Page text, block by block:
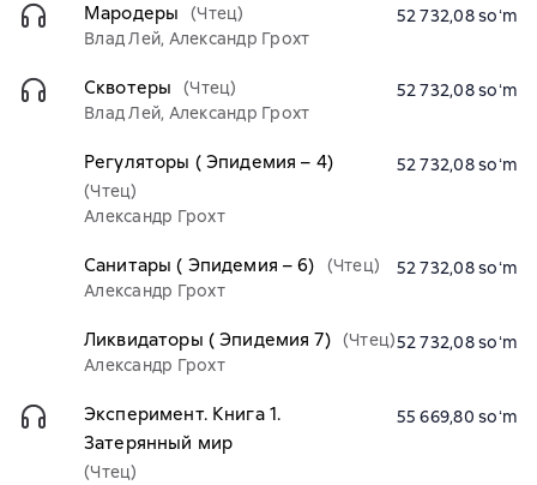
Мародеры
(Чтец)
Влад Лей, Александр Грохт
52 732,08 soʻm
Сквотеры
(Чтец)
Влад Лей, Александр Грохт
52 732,08 soʻm
Регуляторы ( Эпидемия – 4)
(Чтец)
Александр Грохт
52 732,08 soʻm
Санитары ( Эпидемия – 6)
(Чтец)
Александр Грохт
52 732,08 soʻm
Ликвидаторы ( Эпидемия 7) (Чтец)
Александр Грохт
52 732,08 soʻm
Эксперимент. Книга 1.
Затерянный мир
(Чтец)
55 669,80 soʻm